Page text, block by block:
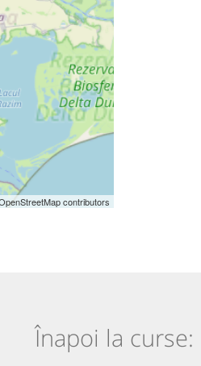
contributors
Înapoi la curse: